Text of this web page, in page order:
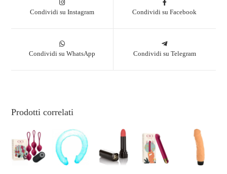
Condividi su Instagram Condividi su Facebook
Condividi su WhatsApp Condividi su Telegram
Prodotti correlati